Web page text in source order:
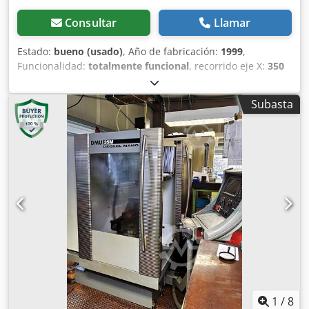
Consultar Llamar
Estado: bueno (usado), Año de fabricación: 1999,
Funcionalidad: totalmente funcional, recorrido eje X: 350
240 mm
mm, Se vende centro de mecanizado de 5 ejes de la marca
Deckel Maho y del tipo DMU 35 M con 2 ejes rotativos
manuales. La máquina está en muy buen estado, funciona
de inmediato y ahorra mucho espacio, especialmente
debido a su pequeño tamaño. Datos técnicos: Año de
construcción: 1999 Control: Siemens 840D ShopMill
Dwedpowal Aqjfx Akhoa Eje X: 350 mm Eje Y: 240 mm Eje Z:
340 mm Velocidad de avance: Continuamente variable
hasta 5.000 mm/min Marcha rápida: 5 m/min
Servomotores para ejes X, Y y Z Superficie de sujeción: Ø
400 x 280 mm Rango de rotación: 360° (mecánico)
Abrazadera de mesa: +105/- 150 (mecánica) Máx. Carga de
la mesa: 100 kg Cambiador de herramientas: cambio
manual Portaherramientas: SK 40 Abrazadera de
herramienta: neumática/mecánica Espacio requerido:
Subasta
1 /8